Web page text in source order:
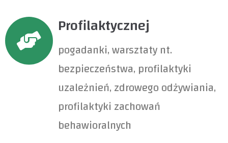
Profilaktycznej
pogadanki, warsztaty nt.
bezpieczeństwa, profilaktyki
uzależnień, zdrowego odżywiania,
profilaktyki zachowań
behawioralnych